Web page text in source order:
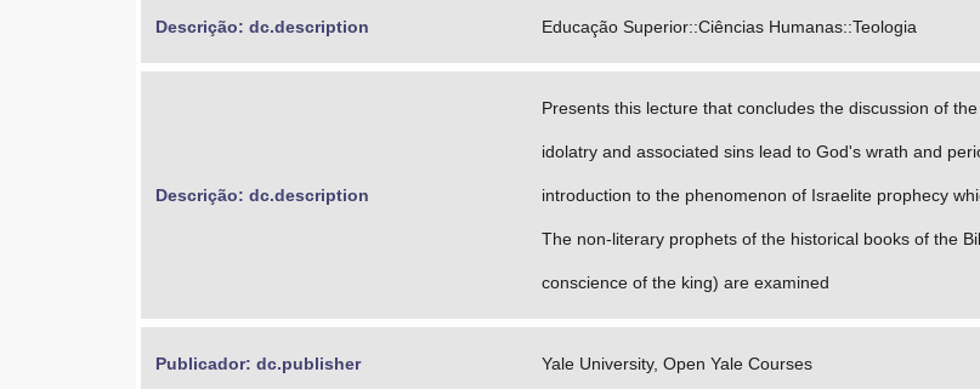
Descrição: dc.description Educação Superior::Ciências Humanas::Teologia
Descrição: dc.description
Presents this lecture that concludes the discussion of
idolatry and associated sins lead to God's wrath and
introduction to the phenomenon of Israelite prophecy
The non-literary prophets of the historical books of the
conscience of the king) are examined
Publicador: dc.publisher Yale University, Open Yale Courses